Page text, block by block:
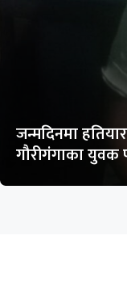
जन्मदिनमा
गौरीगंगाका युवक